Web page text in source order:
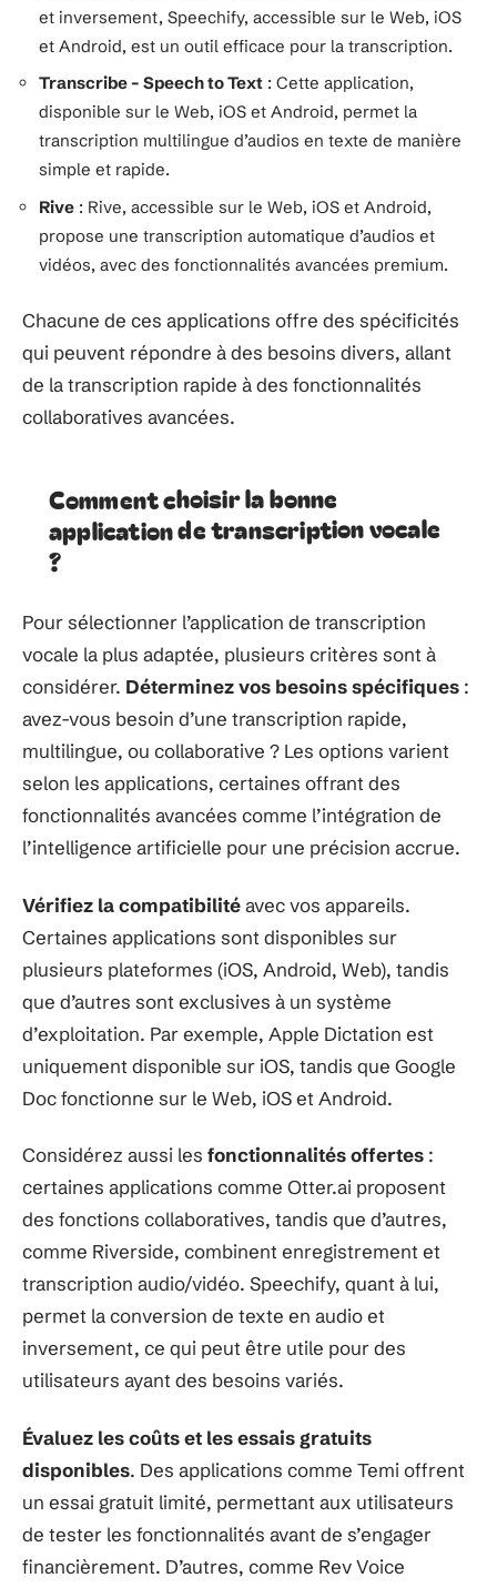
et inversement, Speechify, accessible sur le Web, iOS
et Android, est un outil efficace pour la transcription.
Transcribe – Speech to Text : Cette application,
disponible sur le Web, iOS et Android, permet la
transcription multilingue d’audios en texte de manière
simple et rapide.
Rive : Rive, accessible sur le Web, iOS et Android,
propose une transcription automatique d’audios et
vidéos, avec des fonctionnalités avancées premium.
Chacune de ces applications offre des spécificités
qui peuvent répondre à des besoins divers, allant
de la transcription rapide à des fonctionnalités
collaboratives avancées.
Comment choisir la bonne
application de transcription vocale
?
Pour sélectionner l’application de transcription
vocale la plus adaptée, plusieurs critères sont à
considérer. Déterminez vos besoins spécifiques :
avez-vous besoin d’une transcription rapide,
multilingue, ou collaborative ? Les options varient
selon les applications, certaines offrant des
fonctionnalités avancées comme l’intégration de
l’intelligence artificielle pour une précision accrue.
Vérifiez la compatibilitéavec vos appareils.
Certaines applications sont disponibles sur
plusieurs plateformes (iOS, Android, Web), tandis
que d’autres sont exclusives à un système
d’exploitation. Par exemple, Apple Dictation est
uniquement disponible sur iOS, tandis que Google
Doc fonctionne sur le Web, iOS et Android.
Considérez aussi les fonctionnalités offertes :
certaines applications comme Otter.ai proposent
des fonctions collaboratives, tandis que d’autres,
comme Riverside, combinent enregistrement et
transcription audio/vidéo. Speechify, quant à lui,
permet la conversion de texte en audio et
inversement, ce qui peut être utile pour des
utilisateurs ayant des besoins variés.
Évaluez les coûts et les essais gratuits
disponibles. Des applications comme Temi offrent
un essai gratuit limité, permettant aux utilisateurs
de tester les fonctionnalités avant de s’engager
financièrement. D’autres, comme Rev Voice